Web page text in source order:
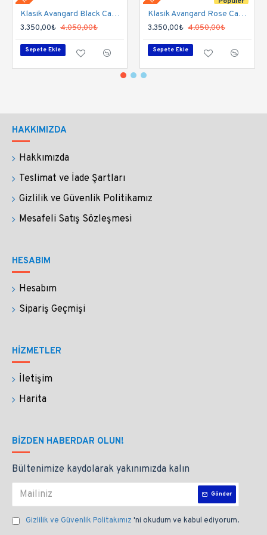
oluştururken not kısmına ince, kalın ya da orta uç
seçiminizi iletebilirsiniz.
Rengi şeffaf gövde içine beyaz çizgilidir.
Kalemlerimiz mürekkebe daldırılarak
kullanılır.
sürtünme gücüyle yivlerden süzülür, bu sayede
mürekkep damlamaz, sıçramaz;
uzun bir yazış sağlar.
Temizliği çok basittir. Suya daldırmanız yeterlidir.
mürekkeplerle, mürekkep dışında tüm su bazlı
Sadece yazım değil çizim ve resim çalışmaları
Özel kutusunun içinde yastığı (kaleminizin
Siparişlerinizi güvenle paketliyor ve Yurtiçi Kargo
hediye paketi yapıyoruz.
Faturanızı mailinize gönderiyoruz.
Klasik Avangard Black Cam Kalem Seti
3.350,00₺ 4.050,00₺
Sepete Ekle
Klasik Avangard Rose Cam Kalem Seti
3.350,00₺ 4.050,00₺
Sepete Ekle
HAKKIMIZDA
Hakkımızda
Teslimat ve İade Şartları
Gizlilik ve Güvenlik Politikamız
Mesafeli Satış Sözleşmesi
HESABIM
Hesabım
Sipariş Geçmişi
HİZMETLER
İletişim
Harita
BIZDEN HABERDAR OLUN!
Bültenimize kaydolarak yakınımızda kalın
Gönder
Gizlilik ve Güvenlik Politakımız 'ni okudum ve kabul ediyorum.